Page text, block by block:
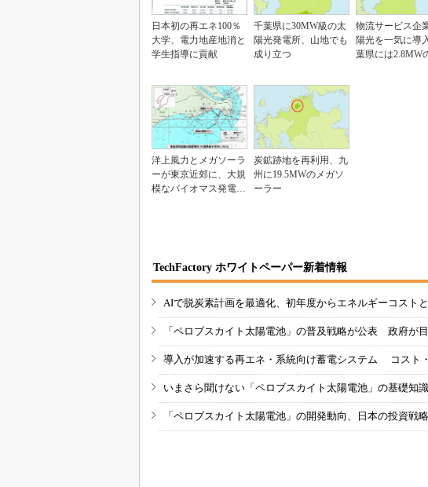
日本初の再エネ100％
大学、電力地産地消と
学生指導に貢献
千葉県に30MW級の太
陽光発電所、山地でも
成り立つ
物流サービス企
陽光を一気に導
葉県には2.8MW
洋上風力とメガソーラ
ーが東京近郊に、大規
模なバイオマス発電所
炭鉱跡地を再利用、九
州に19.5MWのメガソ
ーラー
TechFactory ホワイトペーパー新着情報
AIで脱炭素計画を最適化、初年度からエネルギーコスト
「ペロブスカイト太陽電池」の普及戦略が公表 政府が
導入が加速する再エネ・系統向け蓄電システム コスト
いまさら聞けない「ペロブスカイト太陽電池」の基礎知
「ペロブスカイト太陽電池」の開発動向、日本の投資戦